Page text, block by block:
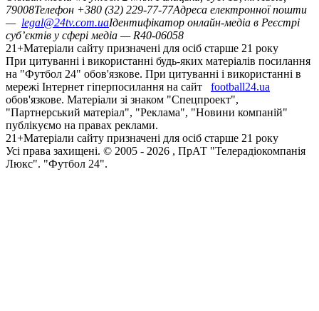
79008Телефон +380 (32) 229-77-77Адреса електронної пошти
— legal@24tv.com.uaІдентифікатор онлайн-медіа в Реєстрі
суб’єктів у сфері медіа — R40-06058
21+Матеріали сайту призначені для осіб старше 21 року
При цитуванні і використанні будь-яких матеріалів посилання
на "Футбол 24" обов'язкове. При цитуванні і використанні в
мережі Інтернет гіперпосилання на сайт
football24.ua
обов'язкове. Матеріали зі знаком "Спецпроект",
"Партнерський матеріал", "Реклама", "Новини компаній"
публікуємо на правах реклами.
21+Матеріали сайту призначені для осіб старше 21 року
Усi права захищенi. © 2005 - 2026 , ПрАТ "Телерадіокомпанія
Люкс". "Футбол 24".